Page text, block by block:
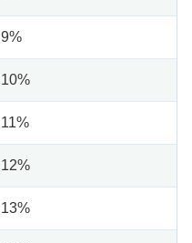
9%
10%
11%
12%
13%